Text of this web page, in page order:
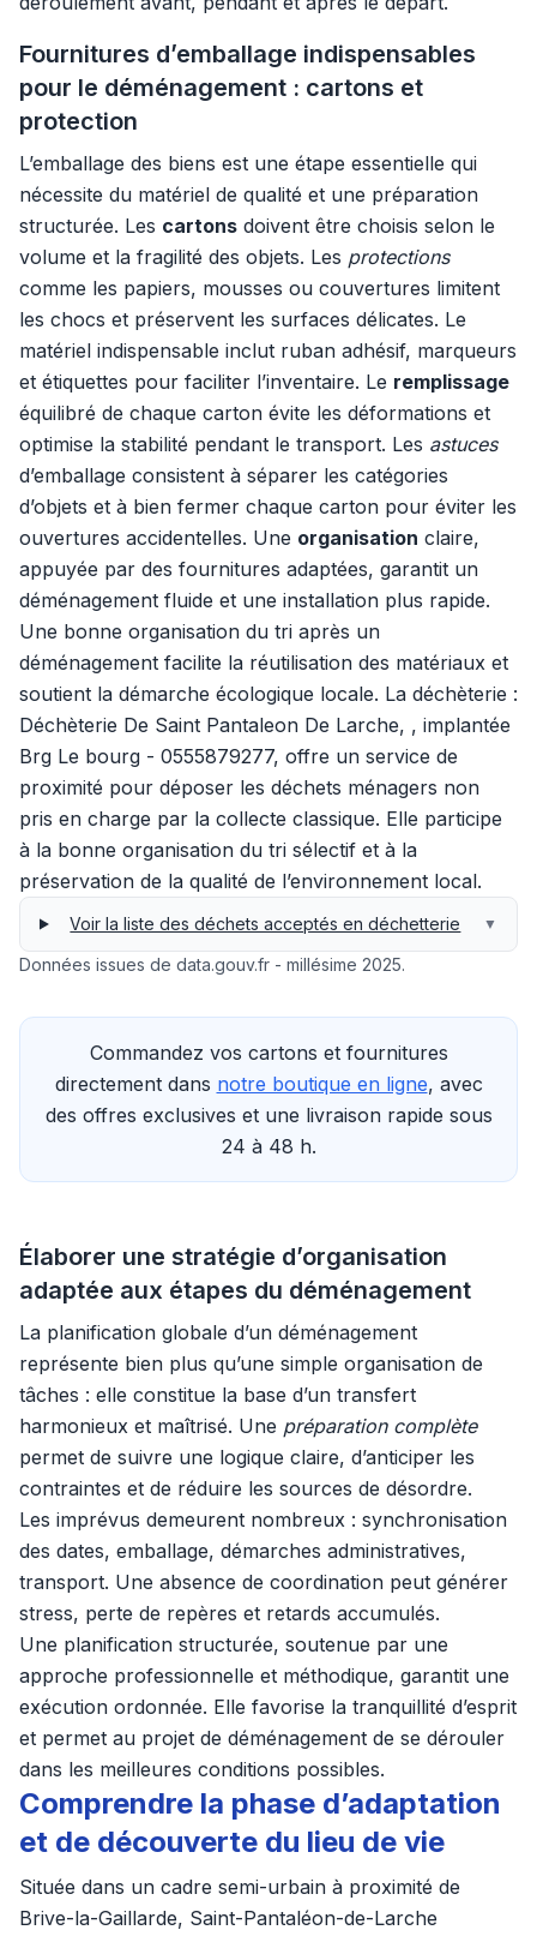
Fournitures d’emballage indispensables
pour le déménagement : cartons et
protection
L’emballage des biens est une étape essentielle qui
nécessite du matériel de qualité et une préparation
structurée. Les cartons doivent être choisis selon le
volume et la fragilité des objets. Les protections
comme les papiers, mousses ou couvertures limitent
les chocs et préservent les surfaces délicates. Le
matériel indispensable inclut ruban adhésif, marqueurs
et étiquettes pour faciliter l’inventaire. Le remplissage
équilibré de chaque carton évite les déformations et
optimise la stabilité pendant le transport. Les astuces
d’emballage consistent à séparer les catégories
d’objets et à bien fermer chaque carton pour éviter les
ouvertures accidentelles. Une organisation claire,
appuyée par des fournitures adaptées, garantit un
déménagement fluide et une installation plus rapide.
Une bonne organisation du tri après un
déménagement facilite la réutilisation des matériaux et
soutient la démarche écologique locale. La déchèterie :
Déchèterie De Saint Pantaleon De Larche, , implantée
Brg Le bourg - 0555879277, offre un service de
proximité pour déposer les déchets ménagers non
pris en charge par la collecte classique. Elle participe
à la bonne organisation du tri sélectif et à la
préservation de la qualité de l’environnement local.
Voir la liste des déchets acceptés en déchetterie ▼
Données issues de data.gouv.fr - millésime 2025.
Commandez vos cartons et fournitures
directement dans notre boutique en ligne, avec
des offres exclusives et une livraison rapide sous
24 à 48 h.
Élaborer une stratégie d’organisation
adaptée aux étapes du déménagement
La planification globale d’un déménagement
représente bien plus qu’une simple organisation de
tâches : elle constitue la base d’un transfert
harmonieux et maîtrisé. Une préparation complète
permet de suivre une logique claire, d’anticiper les
contraintes et de réduire les sources de désordre.
Les imprévus demeurent nombreux : synchronisation
des dates, emballage, démarches administratives,
transport. Une absence de coordination peut générer
stress, perte de repères et retards accumulés.
Une planification structurée, soutenue par une
approche professionnelle et méthodique, garantit une
exécution ordonnée. Elle favorise la tranquillité d’esprit
et permet au projet de déménagement de se dérouler
dans les meilleures conditions possibles.
Comprendre la phase d’adaptation
et de découverte du lieu de vie
Située dans un cadre semi-urbain à proximité de
Brive-la-Gaillarde, Saint-Pantaléon-de-Larche